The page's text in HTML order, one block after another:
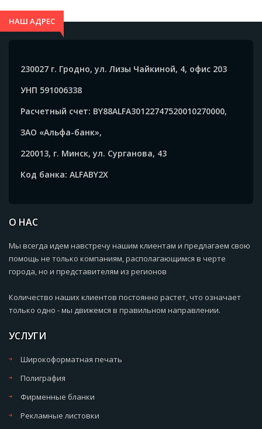
НАШ АДРЕС
230027 г. Гродно, ул. Лизы Чайкиной, 4, офис 203
УНП 591006338
Расчетный счет: BY88ALFA30122747520010270000,
ЗАО «Альфа-банк»,
220013, г. Минск, ул. Сурганова, 43
Код банка: ALFABY2X
О НАС
Мы всегда идем навстречу нашим клиентам и предлагаем свою
помощь не только компаниям, располагающимся в черте
города, но и представителям из регионов
Количество наших клиентов постоянно растет, что означает
только одно - мы движемся в правильном направлении.
УСЛУГИ
Широкоформатная печать
Полиграфия
Фирменные бланки
Рекламные листовки